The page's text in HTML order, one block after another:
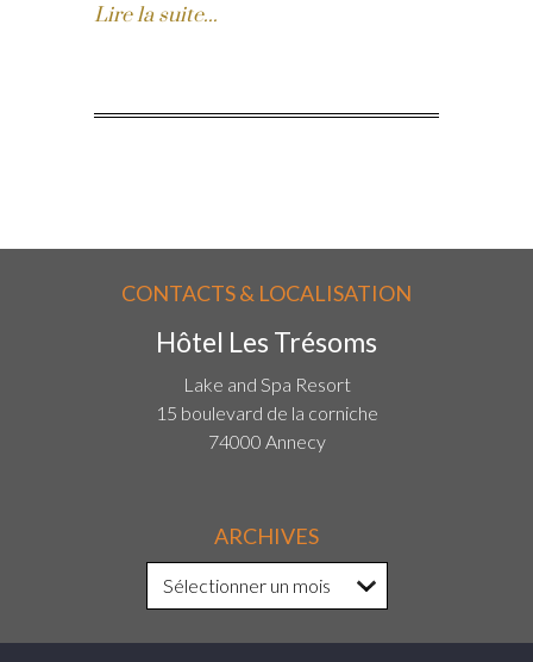
Lire la suite...
CONTACTS & LOCALISATION
Hôtel Les Trésoms
Lake and Spa Resort
15 boulevard de la corniche
74000 Annecy
ARCHIVES